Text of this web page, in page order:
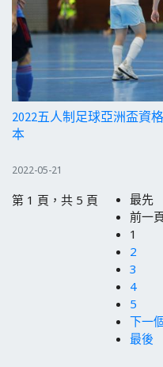
2022五人制足球亞洲盃資
本
2022-05-21
第 1 頁，共 5 頁
最先
前一
1
2
3
4
5
下一
最後